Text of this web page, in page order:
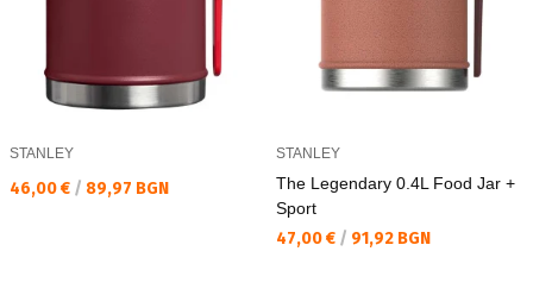
STANLEY
Текуща цена:
46,00 € / 89,97 BGN
STANLEY
The Legendary 0.4L Food Jar +
Sport
Текуща цена:
47,00 € / 91,92 BGN